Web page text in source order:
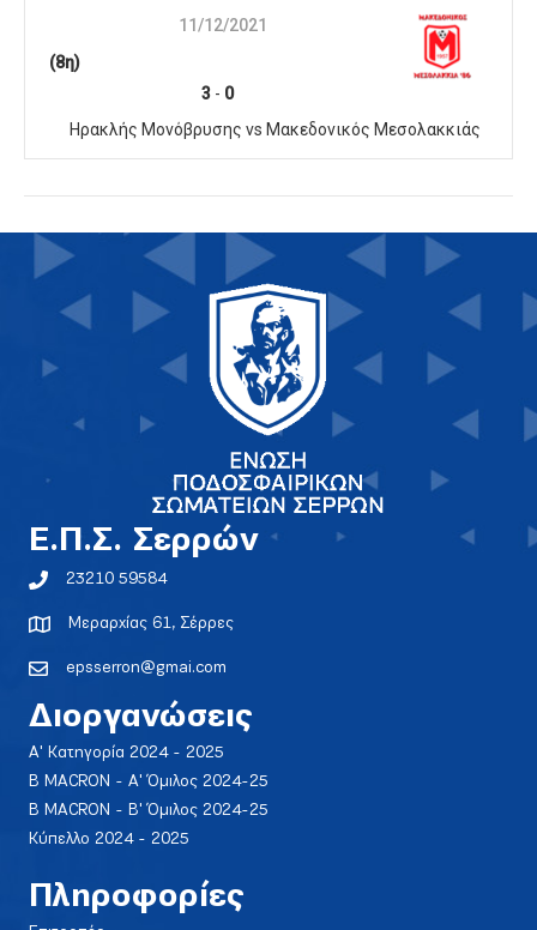
11/12/2021
(8η)
3- 0
Ηρακλής Μονόβρυσης vs Μακεδονικός Μεσολακκιάς
E.Π.Σ. Σερρών
23210 59584
Μεραρχίας 61, Σέρρες
epsserron@gmai.com
Διοργανώσεις
Α' Κατηγορία 2024 - 2025
Β MACRON - Α' Όμιλος 2024-25
Β MACRON - Β' Όμιλος 2024-25
Κύπελλο 2024 - 2025
Πληροφορίες